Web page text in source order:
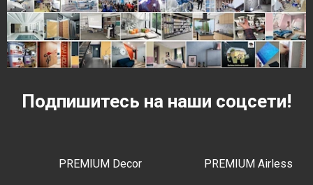
Подпишитесь на наши соцсети!
PREMIUM Decor PREMIUM Airless